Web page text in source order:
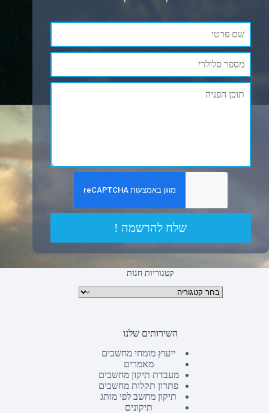
שלח להרשמה !
קטגוריות חנות
קטגוריות מוצרים
השירותים שלנו
ייעוץ מומחי מחשבים
מאמרים
מעבדת תיקון מחשבים
פתרון תקלות מחשבים
תיקון מחשב לפי מותג
תיקונים